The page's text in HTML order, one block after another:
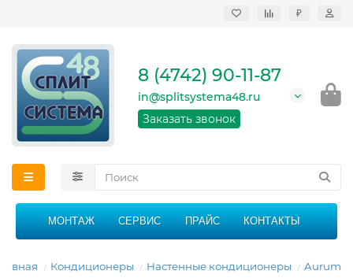
₽
кондиционеров в
области
График работы: 9:00 -
21:00 без перерыва и
8 (4742) 90-11-87
in@splitsystema48.ru
Заказать звонок
МОНТАЖ СЕРВИС ПРАЙС КОНТАКТЫ
Кондиционеры Настенные кондиционеры Aurum